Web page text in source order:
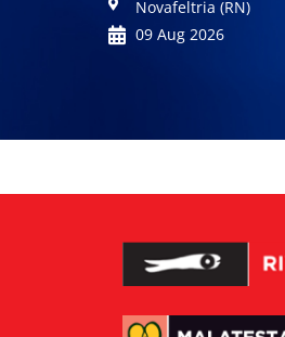
Novafeltria (RN)
09 Aug 2026